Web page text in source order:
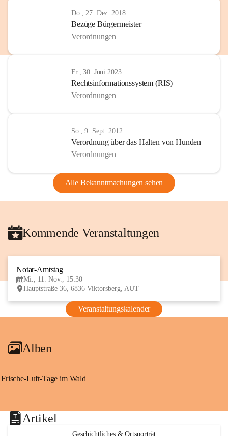
Do., 27. Dez. 2018
Bezüge Bürgermeister
Verordnungen
Fr., 30. Juni 2023
Rechtsinformationssystem (RIS)
Verordnungen
So., 9. Sept. 2012
Verordnung über das Halten von Hunden
Verordnungen
Alle Bekanntmachungen sehen
Kommende Veranstaltungen
Notar-Amtstag
Mi., 11. Nov., 15:30
Hauptstraße 36, 6836 Viktorsberg, AUT
Veranstaltungskalender
Alben
Frische-Luft-Tage im Wald
Artikel
Geschichtliches & Ortsporträt